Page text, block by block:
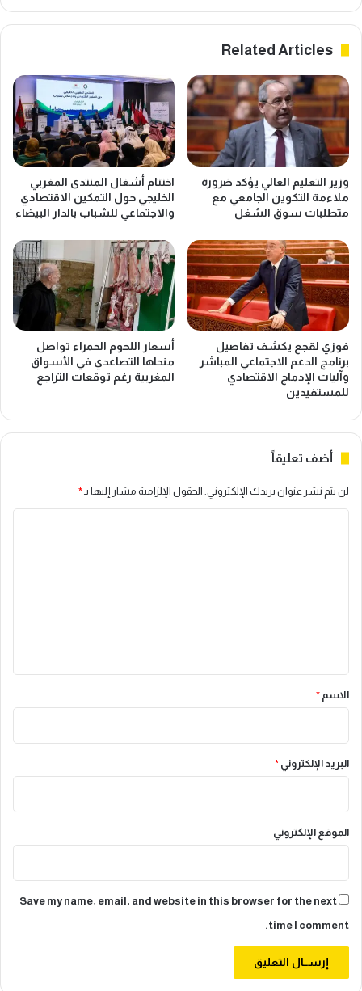
Related Articles
وزير التعليم العالي يؤكد ضرورة
ملاءمة التكوين الجامعي مع
متطلبات سوق الشغل
اختتام أشغال المنتدى المغربي
الخليجي حول التمكين الاقتصادي
والاجتماعي للشباب بالدار البيضاء
فوزي لقجع يكشف تفاصيل
برنامج الدعم الاجتماعي المباشر
وآليات الإدماج الاقتصادي
للمستفيدين
أسعار اللحوم الحمراء تواصل
منحاها التصاعدي في الأسواق
المغربية رغم توقعات التراجع
أضف تعليقاً
لن يتم نشر عنوان بريدك الإلكتروني. الحقول الإلزامية مشار إليها بـ*
*
الاسم *
البريد الإلكتروني *
الموقع الإلكتروني
Save my name, email, and website in this browser for the next
time I comment.